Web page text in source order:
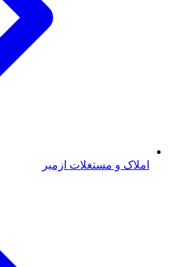
املاک و مستغلات ازمیر